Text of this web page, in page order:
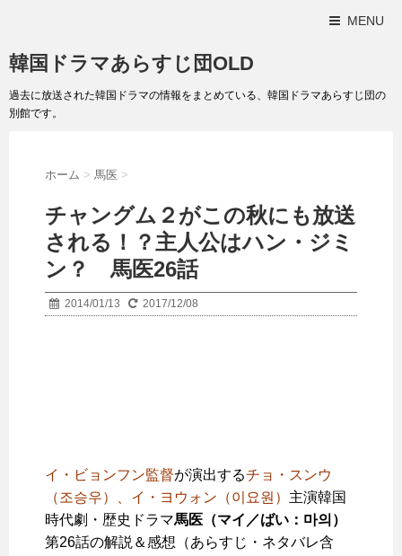
MENU
韓国ドラマあらすじ団OLD
過去に放送された韓国ドラマの情報をまとめている、韓国ドラマあらすじ団の
別館です。
ホーム > 馬医 >
チャングム２がこの秋にも放送
される！？主人公はハン・ジミ
ン？ 馬医26話
2014/01/13 2017/12/08
イ・ビョンフン監督が演出するチョ・スンウ
（조승우）、イ・ヨウォン（이요원） 主演韓国
時代劇・歴史ドラマ馬医（マイ／ばい： 마의）
第26話の解説＆感想（あらすじ・ネタバレ含